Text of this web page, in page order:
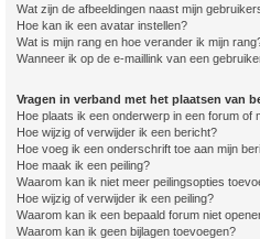
Wat zijn de afbeeldingen naast mijn
Hoe kan ik een avatar instellen?
Wat is mijn rang en hoe verander ik mijn
Wanneer ik op de e-maillink van een
Vragen in verband met het plaatsen van
Hoe plaats ik een onderwerp in een forum of
Hoe wijzig of verwijder ik een bericht?
Hoe voeg ik een onderschrift toe aan mijn
Hoe maak ik een peiling?
Waarom kan ik niet meer peilingsopties
Hoe wijzig of verwijder ik een peiling?
Waarom kan ik een bepaald forum niet
Waarom kan ik geen bijlagen toevoegen?